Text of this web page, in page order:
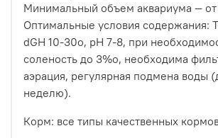
Минимальный объем аквариума —
Оптимальные условия содержания:
dGH 10-30о, рН 7-8, при
соленость до 3%о, необходима
аэрация, регулярная подмена воды
неделю).
Корм: все типы качественных